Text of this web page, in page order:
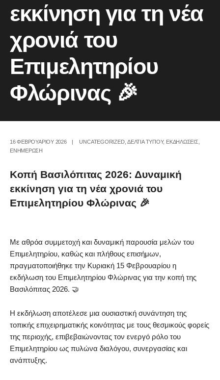
εκκίνηση για τη νέα
χρονιά του
Επιμελητηρίου
Φλώρινας 🎉
16 ΦΕΒΡΟΥΑΡΊΟΥ 2026 | UNCATEGORIZED,ΔΕΛΤΙΑ ΤΥΠΟΥ, ΕΚΔΗΛΩΣΕΙΣ
ΕΝΗΜΕΡΩΣΗ
Κοπή Βασιλόπιτας 2026: Δυναμική
εκκίνηση για τη νέα χρονιά του
Επιμελητηρίου Φλώρινας 🎉
Με αθρόα συμμετοχή και δυναμική παρουσία μελών του
Επιμελητηρίου, καθώς και πλήθους επισήμων,
πραγματοποιήθηκε την Κυριακή 15 Φεβρουαρίου η
εκδήλωση του Επιμελητηρίου Φλώρινας για την κοπή της
Βασιλόπιτας 2026. 🤝
Η εκδήλωση αποτέλεσε μια ουσιαστική συνάντηση της
τοπικής επιχειρηματικής κοινότητας με τους θεσμικούς φορείς
της περιοχής, επιβεβαιώνοντας τον ενεργό ρόλο του
Επιμελητηρίου ως πυλώνα διαλόγου, συνεργασίας και
ανάπτυξης.